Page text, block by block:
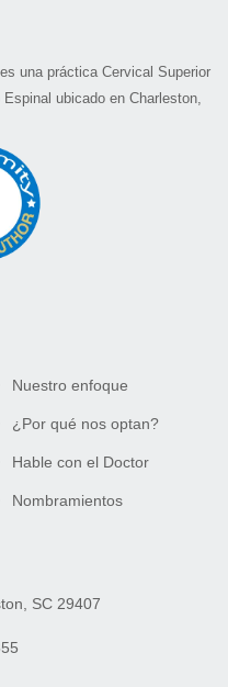
una práctica Cervical Superior
ubicado en Charleston,
Nuestro enfoque
¿Por qué nos optan?
Hable con el Doctor
Nombramientos
SC 29407